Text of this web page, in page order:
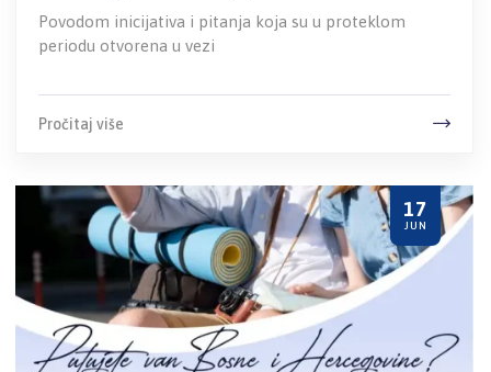
Povodom inicijativa i pitanja koja su u proteklom
periodu otvorena u vezi
Pročitaj više
17
JUN